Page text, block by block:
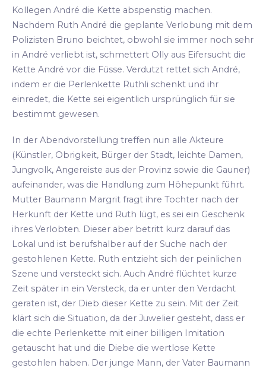
Kollegen André die Kette abspenstig machen.
Nachdem Ruth André die geplante Verlobung mit dem
Polizisten Bruno beichtet, obwohl sie immer noch sehr
in André verliebt ist, schmettert Olly aus Eifersucht die
Kette André vor die Füsse. Verdutzt rettet sich André,
indem er die Perlenkette Ruthli schenkt und ihr
einredet, die Kette sei eigentlich ursprünglich für sie
bestimmt gewesen.
In der Abendvorstellung treffen nun alle Akteure
(Künstler, Obrigkeit, Bürger der Stadt, leichte Damen,
Jungvolk, Angereiste aus der Provinz sowie die Gauner)
aufeinander, was die Handlung zum Höhepunkt führt.
Mutter Baumann Margrit fragt ihre Tochter nach der
Herkunft der Kette und Ruth lügt, es sei ein Geschenk
ihres Verlobten. Dieser aber betritt kurz darauf das
Lokal und ist berufshalber auf der Suche nach der
gestohlenen Kette. Ruth entzieht sich der peinlichen
Szene und versteckt sich. Auch André flüchtet kurze
Zeit später in ein Versteck, da er unter den Verdacht
geraten ist, der Dieb dieser Kette zu sein. Mit der Zeit
klärt sich die Situation, da der Juwelier gesteht, dass er
die echte Perlenkette mit einer billigen Imitation
getauscht hat und die Diebe die wertlose Kette
gestohlen haben. Der junge Mann, der Vater Baumann